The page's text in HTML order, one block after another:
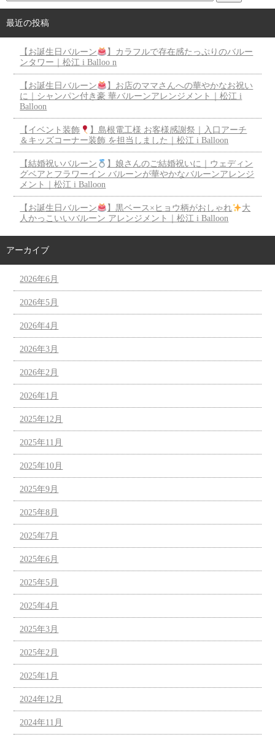
最近の投稿
【お誕生日バルーン
】カラフルで存在感たっぷりのバルー
ンタワー｜松江 i Balloo n
【お誕生日バルーン
】お店のママさんへの華やかなお祝い
に｜シャンパン付き豪 華バルーンアレンジメント｜松江 i
Balloon
【イベント装飾
】島根電工様 お客様感謝祭｜入口アーチ
＆キッズコーナー装飾 を担当しました｜松江 i Balloon
【結婚祝いバルーン
】娘さんのご結婚祝いに｜ウェディン
グベアとフラワーイン バルーンが華やかなバルーンアレンジ
メント｜松江 i Balloon
【お誕生日バルーン 】黒ベース×ヒョウ柄がおしゃれ
大
人かっこいいバルーン アレンジメント｜松江 i Balloon
アーカイブ
2026年6月
2026年5月
2026年4月
2026年3月
2026年2月
2026年1月
2025年12月
2025年11月
2025年10月
2025年9月
2025年8月
2025年7月
2025年6月
2025年5月
2025年4月
2025年3月
2025年2月
2025年1月
2024年12月
2024年11月